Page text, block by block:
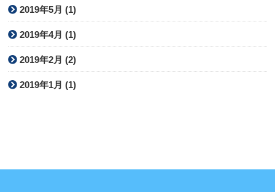
2019年5月 (1)
2019年4月 (1)
2019年2月 (2)
2019年1月 (1)